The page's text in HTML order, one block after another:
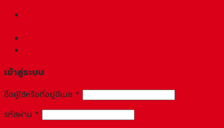
เข้าสู่ระบบ
ชื่อผู้ใช้หรือที่อยู่อีเมล *
รหัสผ่าน *